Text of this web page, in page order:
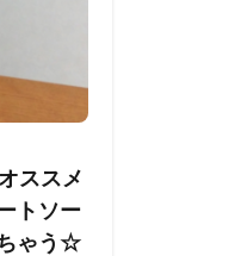
ススメ
トソー
ゃう☆